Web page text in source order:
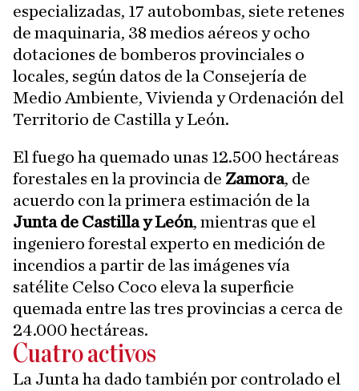
especializadas, 17 autobombas, siete retenes
de maquinaria, 38 medios aéreos y ocho
dotaciones de bomberos provinciales o
locales, según datos de la Consejería de
Medio Ambiente, Vivienda y Ordenación del
Territorio de Castilla y León.
El fuego ha quemado unas 12.500 hectáreas
forestales en la provincia de Zamora, de
acuerdo con la primera estimación de la
Junta de Castilla y León, mientras que el
ingeniero forestal experto en medición de
incendios a partir de las imágenes vía
satélite Celso Coco eleva la superficie
quemada entre las tres provincias a cerca de
24.000 hectáreas.
Cuatro activos
La Junta ha dado también por controlado el